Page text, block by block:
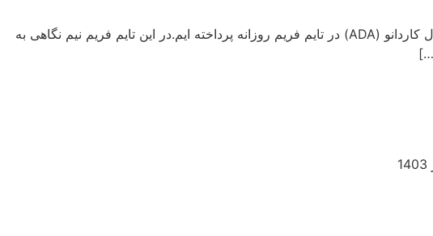
تحلیل تکنیکال کاردانو (ADA) – پنجشنبه 21 تیر 1403 در این مقاله کوتاه تحلیل ارز دیجیتال، به بررسی روند قیمتی ارز دیجیتال کاردانو (ADA) در تایم فریم روزانه پرداخته ایم.در این تایم فریم نیم نگاهی به